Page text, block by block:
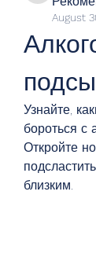
August
Узнайте,
бороться с
Откройте
близким.